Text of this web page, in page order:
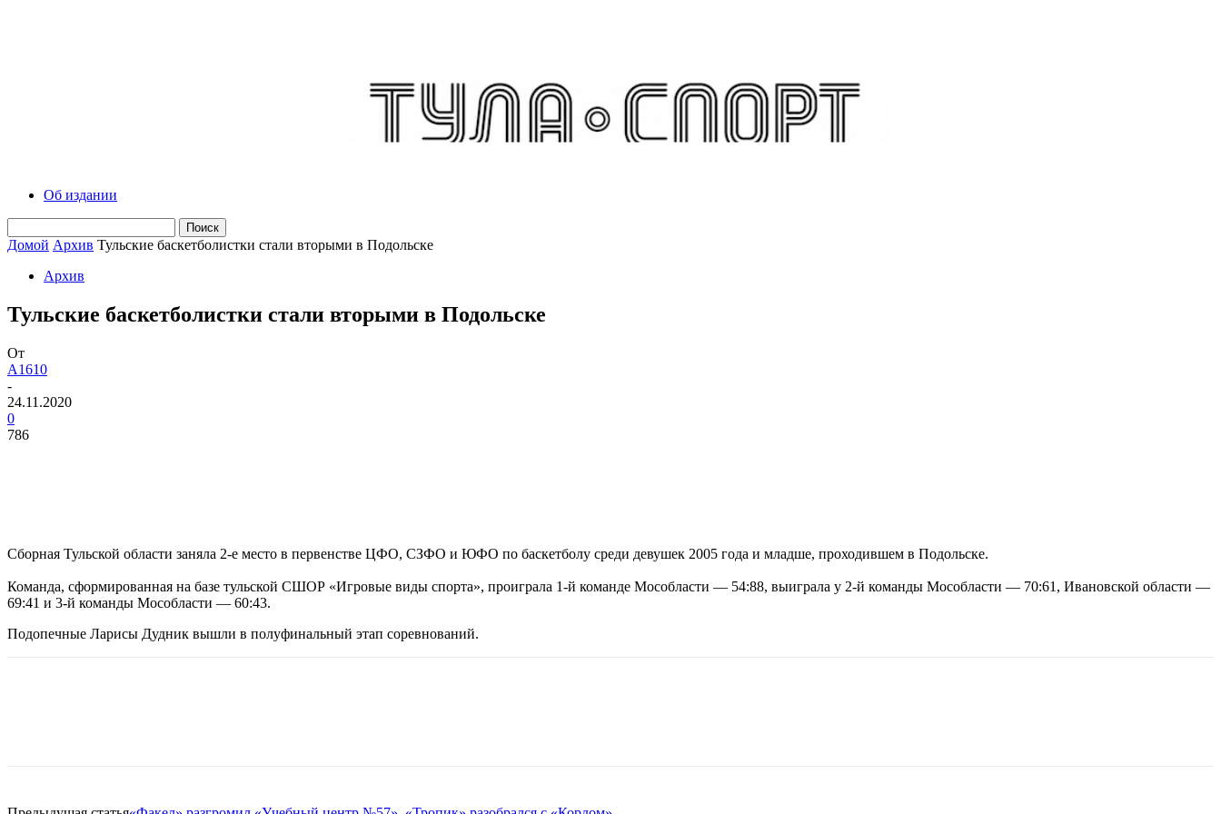
Об издании
Домой Архив Тульские баскетболистки стали вторыми в Подольске
Архив
Тульские баскетболистки стали вторыми в Подольске
От
A1610
-
24.11.2020
0
786
Сборная Тульской области заняла 2-е место в первенстве ЦФО, СЗФО и ЮФО по баскетболу среди девушек 2005 года и младше, проходившем в Подольске.
Команда, сформированная на базе тульской СШОР «Игровые виды спорта», проиграла 1-й команде Мособласти — 54:88, выиграла у 2-й команды Мособласти — 70:61, Ивановской области —
69:41 и 3-й команды Мособласти — 60:43.
Подопечные Ларисы Дудник вышли в полуфинальный этап соревнований.